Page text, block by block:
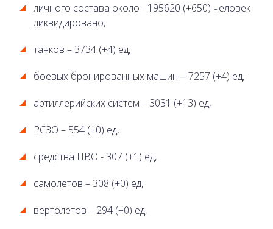
личного состава около - 195620 (+650) человек
ликвидировано,
танков – 3734 (+4) ед,
боевых бронированных машин ‒ 7257 (+4) ед,
артиллерийских систем – 3031 (+13) ед,
РСЗО – 554 (+0) ед,
средства ПВО - 307 (+1) ед,
самолетов – 308 (+0) ед,
вертолетов – 294 (+0) ед,